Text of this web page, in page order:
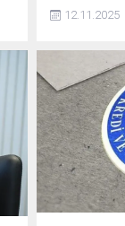
hükümleri
08/10/2025
13/10/
il düzeyinde
alınan
12.11.2025